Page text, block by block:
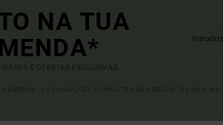
NA TUA
E OFERTAS EXCLUSIVAS.